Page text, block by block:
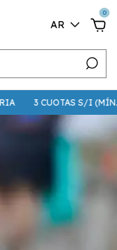
AR
0
3 CUOTAS S/I (MÍN.